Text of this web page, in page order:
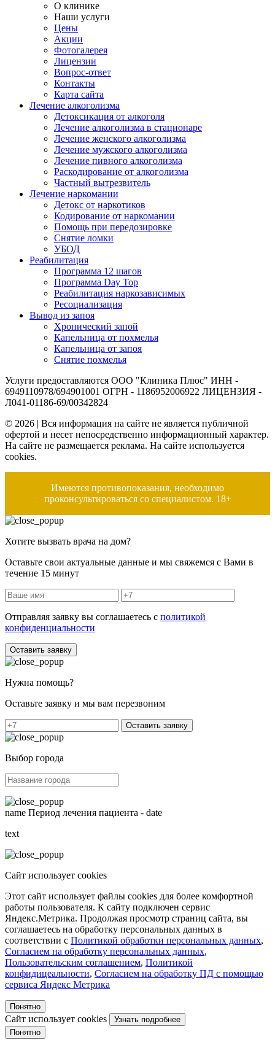
О клинике
Наши услуги
Цены
Акции
Фотогалерея
Лицензии
Вопрос-ответ
Контакты
Карта сайта
Лечение алкоголизма
Детоксикация от алкоголя
Лечение алкоголизма в стационаре
Лечение женского алкоголизма
Лечение мужского алкоголизма
Лечение пивного алкоголизма
Раскодирование от алкоголизма
Частный вытрезвитель
Лечение наркомании
Детокс от наркотиков
Кодирование от наркомании
Помощь при передозировке
Снятие ломки
УБОД
Реабилитация
Программа 12 шагов
Программа Day Top
Реабилитация наркозависимых
Ресоциализация
Вывод из запоя
Хронический запой
Капельница от похмелья
Капельница от запоя
Снятие похмелья
Услуги предоставляются ООО "Клиника Плюс" ИНН -
6949110978/694901001 ОГРН - 1186952006922 ЛИЦЕНЗИЯ -
Л041-01186-69/00342824
© 2026 | Вся информация на сайте не является публичной
офертой и несет непосредственно информационный характер.
На сайте не размещается реклама. На сайте используется
cookies.
Имеются противопоказания, необходимо
проконсультироваться со специалистом. 18+
Хотите вызвать врача на дом?
Оставьте свои актуальные данные и мы свяжемся с Вами в
течение 15 минут
Отправляя заявку вы соглашаетесь с политикой
конфиденциальности
Оставить заявку
Нужна помощь?
Оставьте заявку и мы вам перезвоним
Оставить заявку
Выбор города
name Период лечения пациента - date
text
Сайт использует cookies
Этот сайт использует файлы cookies для более комфортной
работы пользователя. К сайту подключен сервис
Яндекс.Метрика. Продолжая просмотр страниц сайта, вы
соглашаетесь на обработку персональных данных в
соответствии с Политикой обработки персональных данных,
Согласием на обработку персональных данных,
Пользовательским соглашением, Политикой
конфидицеальности, Согласием на обработку ПД с помощью
сервиса Яндекс Метрика
Понятно
Сайт использует cookies
Узнать подробнее
Понятно